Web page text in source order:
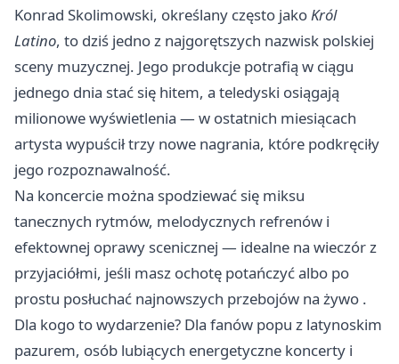
Konrad Skolimowski, określany często jakoKról
Latino, to dziś jedno z najgorętszych nazwisk polskiej
sceny muzycznej. Jego produkcje potrafią w ciągu
jednego dnia stać się hitem, a teledyski osiągają
milionowe wyświetlenia — w ostatnich miesiącach
artysta wypuścił trzy nowe nagrania, które podkręciły
jego rozpoznawalność.
Na koncercie można spodziewać się miksu
tanecznych rytmów, melodycznych refrenów i
efektownej oprawy scenicznej — idealne na wieczór z
przyjaciółmi, jeśli masz ochotę potańczyć albo po
prostu posłuchać najnowszych przebojów na żywo .
Dla kogo to wydarzenie? Dla fanów popu z latynoskim
pazurem, osób lubiących energetyczne koncerty i